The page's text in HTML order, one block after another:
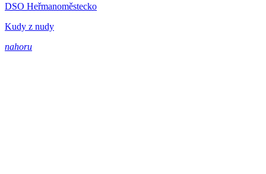
DSO Heřmanoměstecko
Kudy z nudy
nahoru